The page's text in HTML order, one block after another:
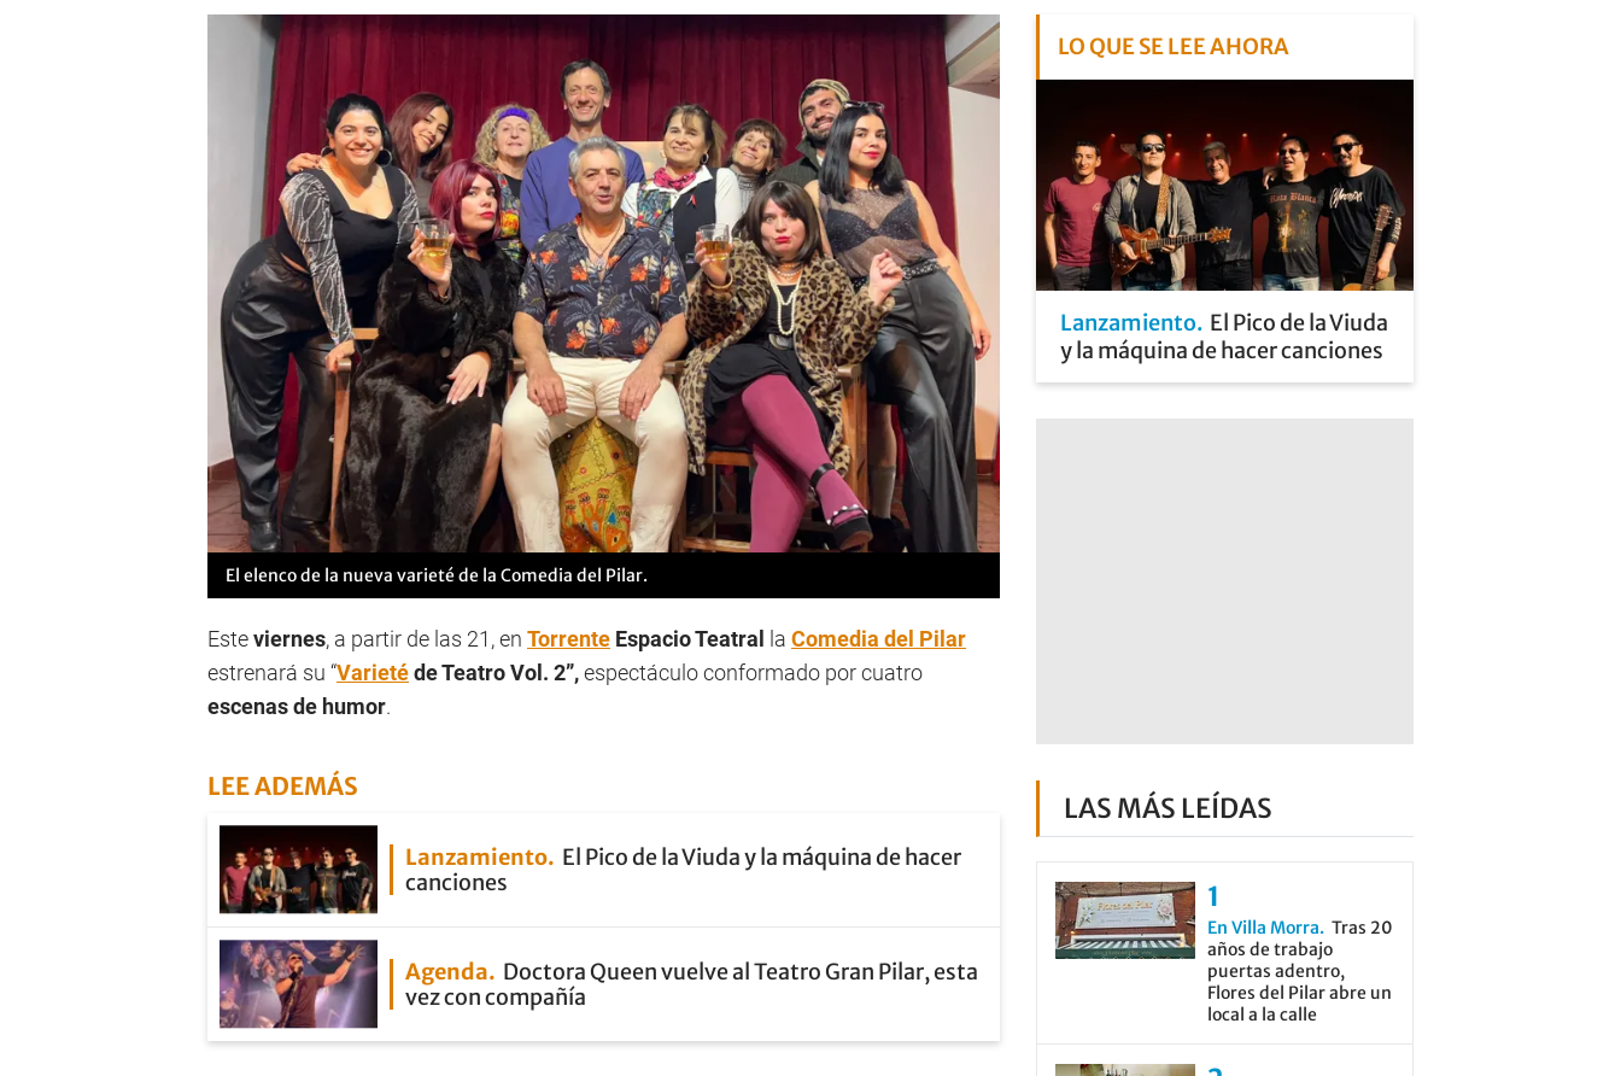
El elenco de la nueva varieté de la Comedia del Pilar.
Esteviernes, a partir de las 21, en Torrente Espacio Teatral la Comedia del Pilar
estrenará su “Varietéde Teatro Vol. 2”,espectáculo conformado por cuatro
escenas de humor.
LEE ADEMÁS
Lanzamiento El Pico de la Viuda y la máquina de hacer
canciones
Agenda
Doctora Queen vuelve al Teatro Gran Pilar, esta
vez con compañía
LO QUE SE LEE AHORA
Lanzamiento El Pico de la Viuda
y la máquina de hacer canciones
LAS MÁS LEÍDAS
En Villa Morra
Tras 20
años de trabajo
puertas adentro,
Flores del Pilar abre un
local a la calle